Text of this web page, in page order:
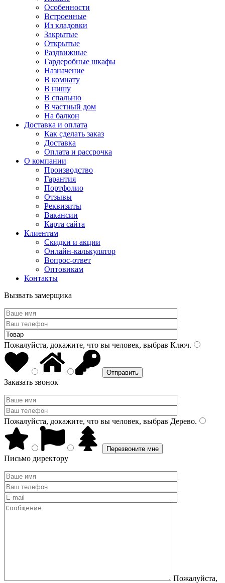
Особенности
Встроенные
Из кладовки
Закрытые
Открытые
Раздвижные
Гардеробные шкафы
Назначение
В комнату
В нишу
В спальню
В частный дом
На балкон
Доставка и оплата
Как сделать заказ
Доставка
Оплата и рассрочка
О компании
Производство
Гарантия
Портфолио
Отзывы
Реквизиты
Вакансии
Карта сайта
Клиентам
Скидки и акции
Онлайн-калькулятор
Вопрос-ответ
Оптовикам
Контакты
Вызвать замерщика
Пожалуйста, докажите, что вы человек, выбрав Ключ.
Заказать звонок
Пожалуйста, докажите, что вы человек, выбрав Дерево.
Письмо директору
Пожалуйста,